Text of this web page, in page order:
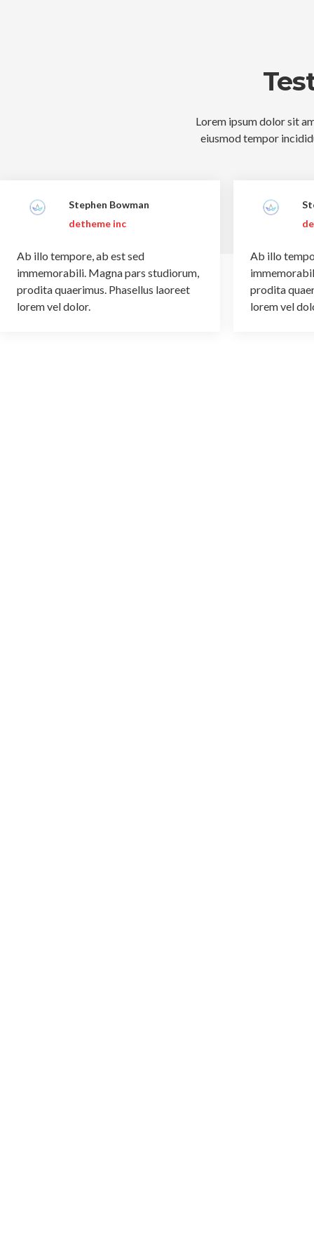
Lorem ipsum dolor sit
eiusmod tempor
Stephen Bowman
detheme inc
Ab illo tempore, ab est sed
immemorabili. Magna pars studiorum,
prodita quaerimus. Phasellus laoreet
lorem vel dolor.
Ab illo
prodita
lorem vel